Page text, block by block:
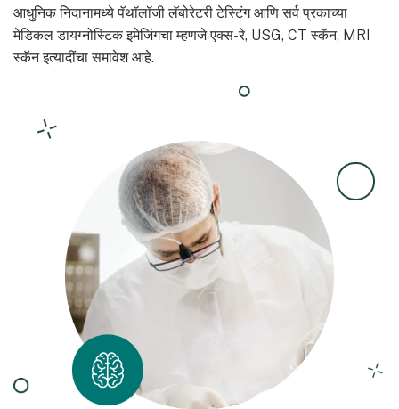
आधुनिक निदानामध्ये पॅथॉलॉजी लॅबोरेटरी टेस्टिंग आणि सर्व प्रकाच्या
मेडिकल डायग्नोस्टिक इमेजिंगचा म्हणजे एक्स-रे, USG, CT स्कॅन, MRI
स्कॅन इत्यादींचा समावेश आहे.